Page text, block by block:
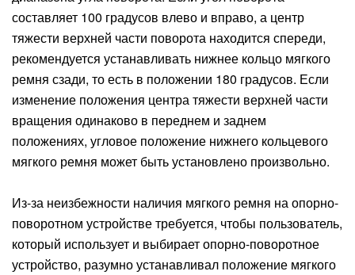
составляет 100 градусов влево и вправо, а центр
тяжести верхней части поворота находится спереди,
рекомендуется устанавливать нижнее кольцо мягкого
ремня сзади, то есть в положении 180 градусов. Если
изменение положения центра тяжести верхней части
вращения одинаково в переднем и заднем
положениях, угловое положение нижнего кольцевого
мягкого ремня может быть установлено произвольно.
Из-за неизбежности наличия мягкого ремня на опорно-
поворотном устройстве требуется, чтобы пользователь,
который использует и выбирает опорно-поворотное
устройство, разумно устанавливал положение мягкого